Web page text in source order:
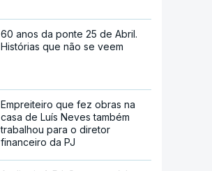
60 anos da ponte 25 de Abril.
Histórias que não se veem
Empreiteiro que fez obras na
casa de Luís Neves também
trabalhou para o diretor
financeiro da PJ